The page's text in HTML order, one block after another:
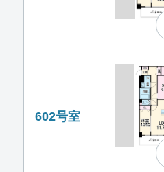
602号室